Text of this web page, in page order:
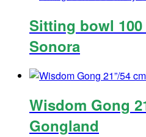
Sitting bowl
Sonora
Wisdom Gong
Gongland